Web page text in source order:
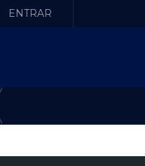
ENTRAR